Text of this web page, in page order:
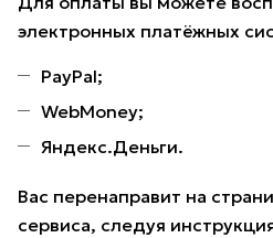
электронных платёжных
PayPal;
WebMoney;
Яндекс.Деньги.
Вас перенаправит на
сервиса, следуя